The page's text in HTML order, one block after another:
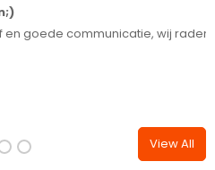
wij raden het iedereen aan.
View All